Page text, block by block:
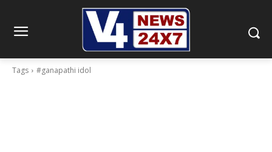
Tags #ganapathi idol